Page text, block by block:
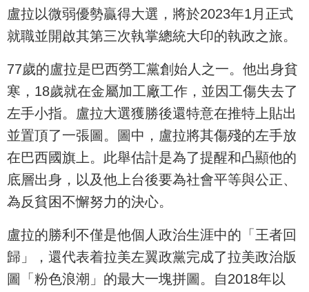
盧拉以微弱優勢贏得大選，將於2023年1月正式
就職並開啟其第三次執掌總統大印的執政之旅。
77歲的盧拉是巴西勞工黨創始人之一。他出身貧
寒，18歲就在金屬加工廠工作，並因工傷失去了
左手小指。盧拉大選獲勝後還特意在推特上貼出
並置頂了一張圖。圖中，盧拉將其傷殘的左手放
在巴西國旗上。此舉估計是為了提醒和凸顯他的
底層出身，以及他上台後要為社會平等與公正、
為反貧困不懈努力的決心。
盧拉的勝利不僅是他個人政治生涯中的「王者回
歸」，還代表着拉美左翼政黨完成了拉美政治版
圖「粉色浪潮」的最大一塊拼圖。自2018年以